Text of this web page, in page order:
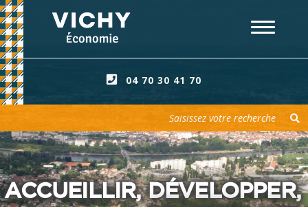
04 70 30 41 70
ACCUEILLIR, DÉVELOPPER,